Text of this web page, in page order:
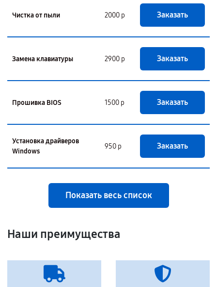
Чистка от пыли 2000 р Заказать
Замена клавиатуры 2900 р Заказать
Прошивка BIOS 1500 р Заказать
Установка драйверов
Windows
950 р Заказать
Показать весь список
Наши преимущества